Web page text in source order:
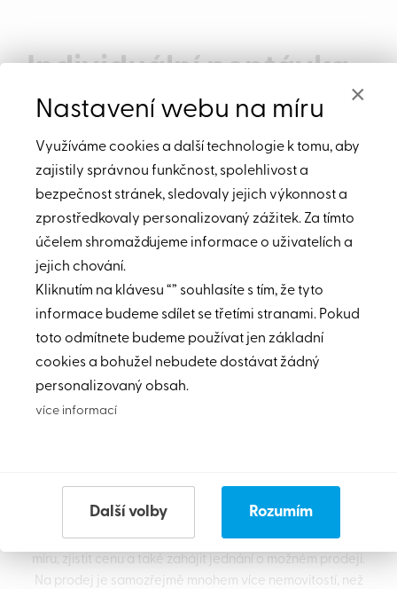
Individuální poptávka
Nevybrali jste? Máte jinou představu?
Nemusíte věšet hlavu, rádi pro vás
najdeme apartmán na přání.
Stačí nám poslat vaši představu a
my se pokusíme najít nemovitost
Každý má svou představu o
vysněné nemovitosti:
celkový stav,
lokalita,
cena,
velikost a počet místností,
. . .
Po zjištění přání zájemce dokážeme hledat nemovitost na
míru, zjistit cenu a také zahájit jednání o možném prodeji.
Na prodej je samozřejmě mnohem více nemovitostí, než
Nastavení webu na míru ×
Využíváme cookies a další technologie k tomu, aby
zajistily správnou funkčnost, spolehlivost a
bezpečnost stránek, sledovaly jejich výkonnost a
zprostředkovaly personalizovaný zážitek. Za tímto
účelem shromažďujeme informace o uživatelích a
jejich chování.
Kliknutím na klávesu “” souhlasíte s tím, že tyto
informace budeme sdílet se třetími stranami. Pokud
toto odmítnete budeme používat jen základní
cookies a bohužel nebudete dostávat žádný
personalizovaný obsah.
více informací
Další volby Rozumím